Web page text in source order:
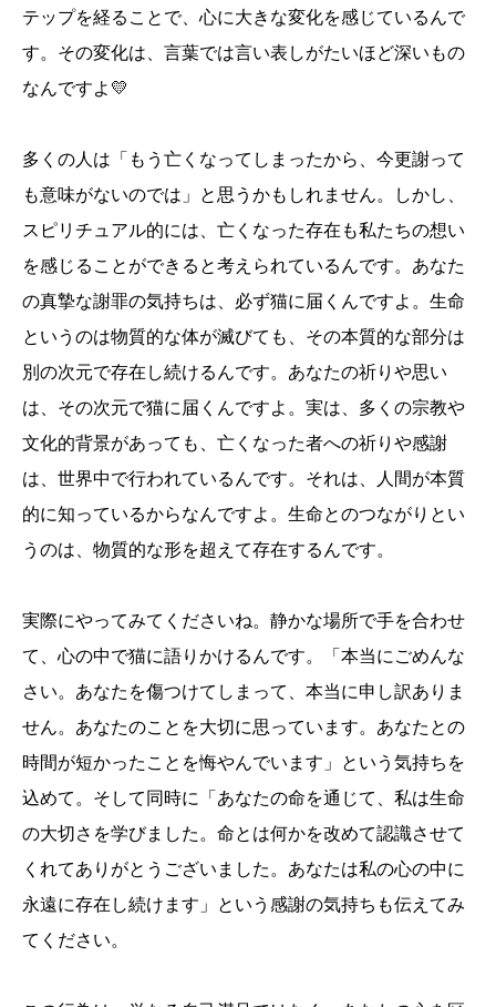
テップを経ることで、心に大きな変化を感じているんで
す。その変化は、言葉では言い表しがたいほど深いもの
なんですよ💛
多くの人は「もう亡くなってしまったから、今更謝って
も意味がないのでは」と思うかもしれません。しかし、
スピリチュアル的には、亡くなった存在も私たちの想い
を感じることができると考えられているんです。あなた
の真摯な謝罪の気持ちは、必ず猫に届くんですよ。生命
というのは物質的な体が滅びても、その本質的な部分は
別の次元で存在し続けるんです。あなたの祈りや思い
は、その次元で猫に届くんですよ。実は、多くの宗教や
文化的背景があっても、亡くなった者への祈りや感謝
は、世界中で行われているんです。それは、人間が本質
的に知っているからなんですよ。生命とのつながりとい
うのは、物質的な形を超えて存在するんです。
実際にやってみてくださいね。静かな場所で手を合わせ
て、心の中で猫に語りかけるんです。「本当にごめんな
さい。あなたを傷つけてしまって、本当に申し訳ありま
せん。あなたのことを大切に思っています。あなたとの
時間が短かったことを悔やんでいます」という気持ちを
込めて。そして同時に「あなたの命を通じて、私は生命
の大切さを学びました。命とは何かを改めて認識させて
くれてありがとうございました。あなたは私の心の中に
永遠に存在し続けます」という感謝の気持ちも伝えてみ
てください。